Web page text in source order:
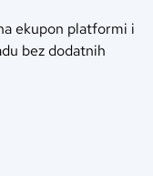
ekupon platformi i
bez dodatnih